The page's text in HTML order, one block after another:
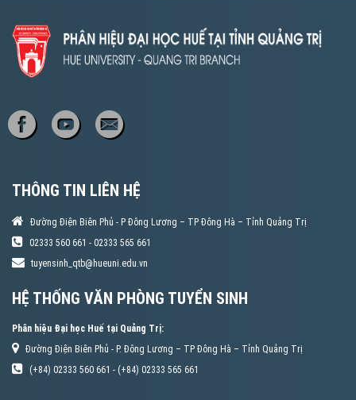
THÔNG TIN LIÊN HỆ
Đường Điện Biên Phủ - P Đông Lương – TP Đông Hà – Tỉnh Quảng Trị
02333 560 661 - 02333 565 661
tuyensinh_qtb@hueuni.edu.vn
HỆ THỐNG VĂN PHÒNG TUYỂN SINH
Phân hiệu Đại học Huế tại Quảng Trị:
Đường Điện Biên Phủ - P. Đông Lương – TP Đông Hà – Tỉnh Quảng Trị
(+84) 02333 560 661 - (+84) 02333 565 661